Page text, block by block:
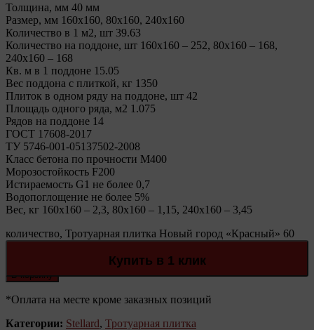
Толщина, мм 40 мм
Размер, мм 160х160, 80х160, 240х160
Количество в 1 м2, шт 39.63
Количество на поддоне, шт 160х160 – 252, 80х160 – 168,
240х160 – 168
Кв. м в 1 поддоне 15.05
Вес поддона с плиткой, кг 1350
Плиток в одном ряду на поддоне, шт 42
Площадь одного ряда, м2 1.075
Рядов на поддоне 14
ГОСТ 17608-2017
ТУ 5746-001-05137502-2008
Класс бетона по прочности М400
Морозостойкость F200
Истираемость G1 не более 0,7
Водопоглощение не более 5%
Вес, кг 160х160 – 2,3, 80х160 – 1,15, 240х160 – 3,45
количество, Тротуарная плитка Новый город «Красный» 60
В корзину
Купить в 1 клик
*Оплата на месте кроме заказных позиций
Категории: Stellard, Тротуарная плитка